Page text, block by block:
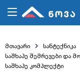
მთავარი
სანტექნიკა
საშხაპე შემრევები და
საშხაპე კომპლექტი